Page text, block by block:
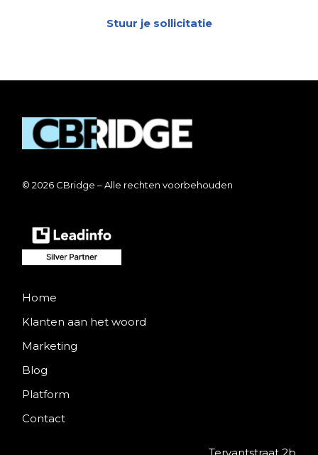
Stuur je sollicitatie
© 2026 CBridge – Alle rechten voorbehouden
Home
Klanten aan het woord
Marketing
Blog
Platform
Contact